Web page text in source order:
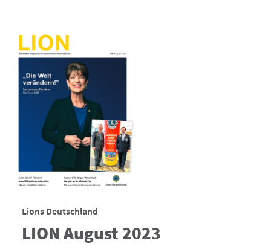
Lions Deutschland
LION August 2023